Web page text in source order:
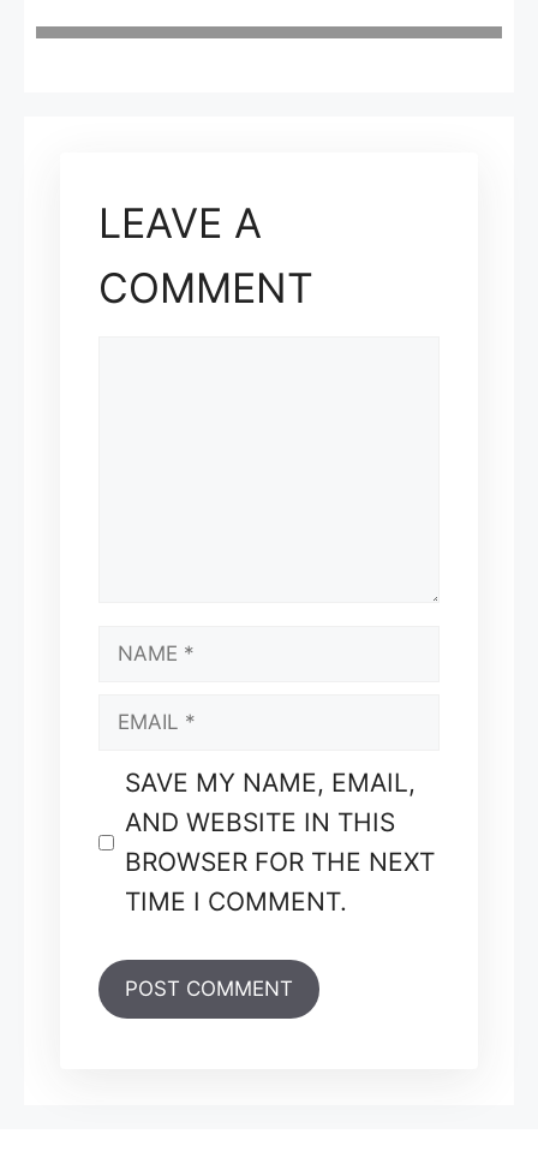
LEAVE A
COMMENT
NAME
EMAIL
SAVE MY NAME, EMAIL,
AND WEBSITE IN THIS
BROWSER FOR THE NEXT
TIME I COMMENT.